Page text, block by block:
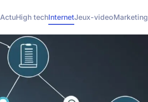
ActuHigh techInternetJeux-videoMarketing